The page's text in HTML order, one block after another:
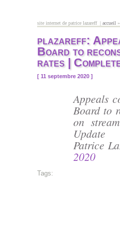
site internet de patrice lazareff |
vous êtes ici
accueil »
plazareff:
Board to
rates |
[ 11 septembre 2020 ]
Appeals
Board to
on
Patrice
2020
Tags: